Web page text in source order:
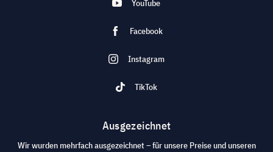
YouTube
Facebook
Instagram
TikTok
Ausgezeichnet
Wir wurden mehrfach ausgezeichnet – für unsere Preise und unseren